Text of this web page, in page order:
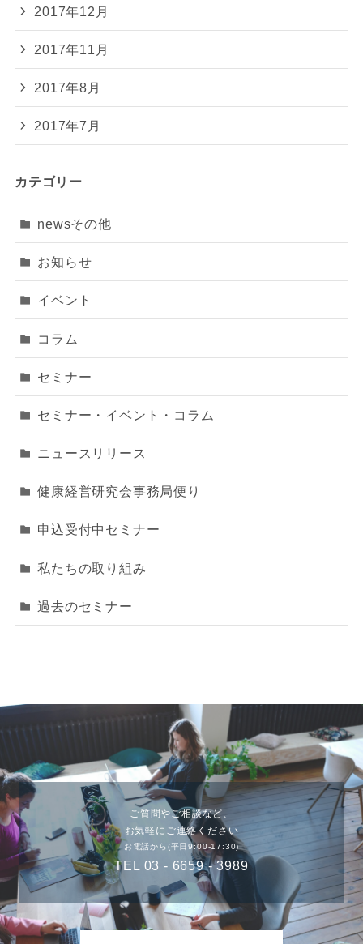
2017年12月
2017年11月
2017年8月
2017年7月
カテゴリー
newsその他
お知らせ
イベント
コラム
セミナー
セミナー・イベント・コラム
ニュースリリース
健康経営研究会事務局便り
申込受付中セミナー
私たちの取り組み
過去のセミナー
ご質問やご相談など、
お気軽にご連絡ください
お電話から(平日9:00-17:30)
TEL 03 - 6659 - 3989